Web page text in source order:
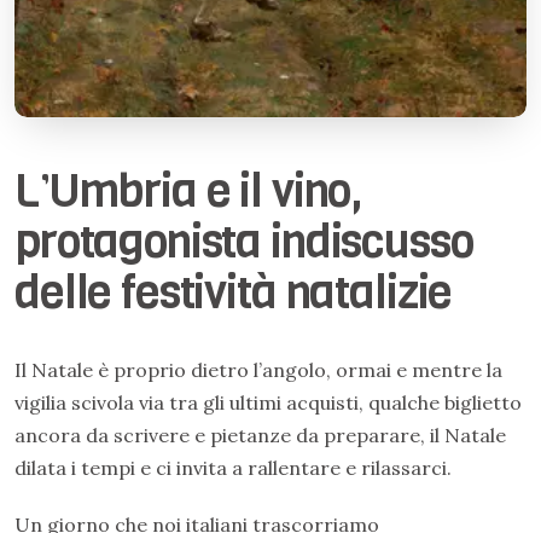
L’Umbria e il vino,
protagonista indiscusso
delle festività natalizie
Il Natale è proprio dietro l’angolo, ormai e mentre la
vigilia scivola via tra gli ultimi acquisti, qualche biglietto
ancora da scrivere e pietanze da preparare, il Natale
dilata i tempi e ci invita a rallentare e rilassarci.
Un giorno che noi italiani trascorriamo